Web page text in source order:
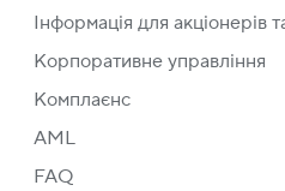
Інформація для акціонерів
Корпоративне управління
Комплаєнс
AML
FAQ